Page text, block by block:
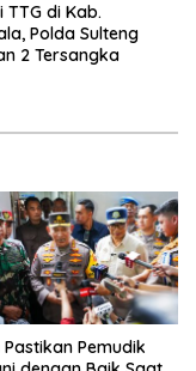
TTG di Kab.
Polda Sulteng
2 Tersangka
Pemudik